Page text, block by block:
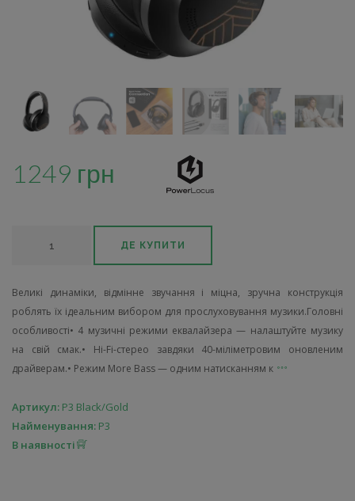
1249 грн
ДЕ КУПИТИ
Великі динаміки, відмінне звучання і міцна, зручна конструкція
роблять їх ідеальним вибором для прослуховування музики.Головні
особливості• 4 музичні режими еквалайзера — налаштуйте музику
на свій смак.• Hi-Fi-стерео завдяки 40-міліметровим оновленим
драйверам.• Режим More Bass — одним натисканням к
Артикул: P3 Black/Gold
Найменування: P3
В наявності